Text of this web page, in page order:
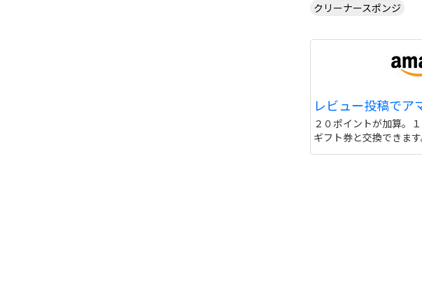
クリーナースポンジ
レビュー投稿でア
２０ポイントが加算。
ギフト券と交換できます